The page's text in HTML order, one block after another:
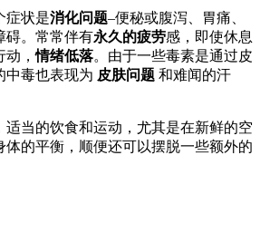
症状是消化问题–便秘或腹泻、胃痛、
碍。常常伴有永久的疲劳感，即使休息
动，情绪低落。由于一些毒素是通过皮
中毒也表现为 皮肤问题 和难闻的汗
适当的饮食和运动，尤其是在新鲜的空
体的平衡，顺便还可以摆脱一些额外的